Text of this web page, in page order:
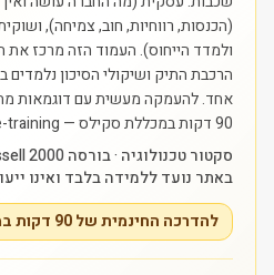
(הכנסות, רווחיות, חוב, צמיחה),
ולמדד הייחוס). העמוד הזה מרכז את
הרכבת התיק ושיקולי הסיכון
אחד.להעמקה מעשית עם דוגמאות
90 דקות במכללת סקילס — https://myskills.co.il/free-training.
באתר נועד ללמידה בלבד ואינו
להדרכה החינמית של 90 דקות במכללת סקילס